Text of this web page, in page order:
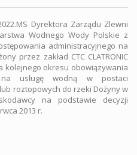
Dyrektora Zarządu Zlewni
Wodnego Wody Polskie z
administracyjnego na
przez zakład CTC CLATRONIC
kolejnego okresu obowiązywania
na usługę wodną w postaci
roztopowych do rzeki Dożyny w
na podstawie decyzji
2013 r.